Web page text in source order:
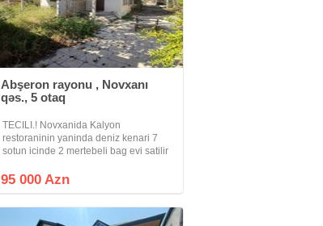
Abşeron rayonu , Novxanı
qəs., 5 otaq
TECILI.! Novxanida Kalyon
restoraninin yaninda deniz kenari 7
sotun icinde 2 mertebeli bag evi satilir
tikintisi MONOLIT beton ile tikilib ve
95 000 Azn